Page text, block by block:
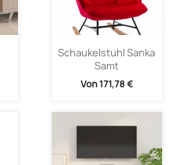
Schaukelstuhl Sanka
Samt
Von171,78 €